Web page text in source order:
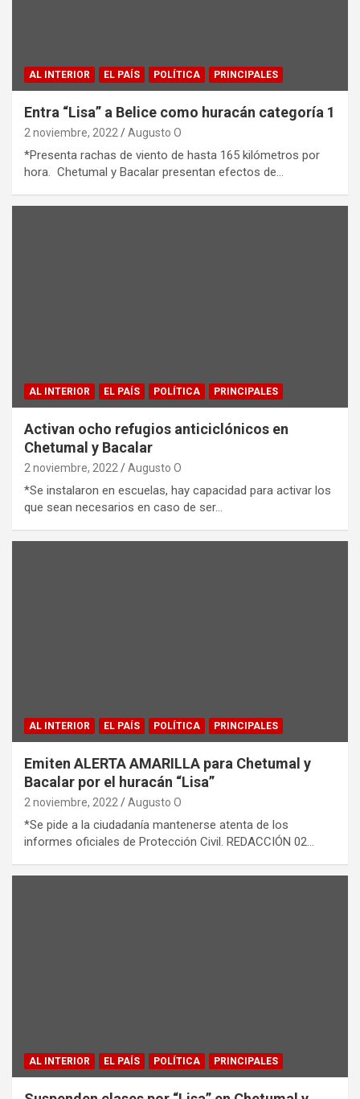
AL INTERIOR EL PAÍS POLÍTICA PRINCIPALES
Entra “Lisa” a Belice como huracán categoría 1
2 noviembre, 2022 Augusto O
*Presenta rachas de viento de hasta 165 kilómetros por
hora. Chetumal y Bacalar presentan efectos de…
AL INTERIOR EL PAÍS POLÍTICA PRINCIPALES
Activan ocho refugios anticiclónicos en
Chetumal y Bacalar
2 noviembre, 2022 Augusto O
*Se instalaron en escuelas, hay capacidad para activar los
que sean necesarios en caso de ser…
AL INTERIOR EL PAÍS POLÍTICA PRINCIPALES
Emiten ALERTA AMARILLA para Chetumal y
Bacalar por el huracán “Lisa”
2 noviembre, 2022 Augusto O
*Se pide a la ciudadanía mantenerse atenta de los
informes oficiales de Protección Civil. REDACCIÓN 02…
AL INTERIOR EL PAÍS POLÍTICA PRINCIPALES